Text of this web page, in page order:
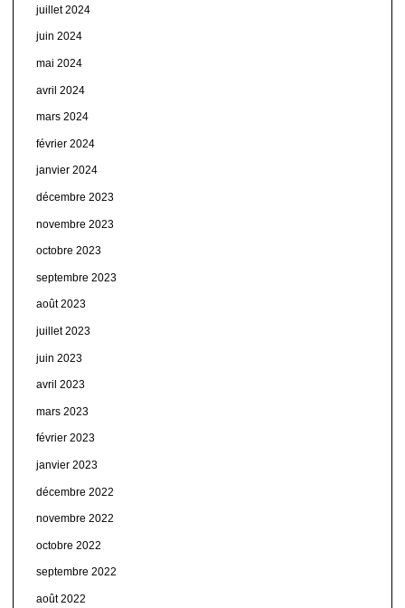
juillet 2024
juin 2024
mai 2024
avril 2024
mars 2024
février 2024
janvier 2024
décembre 2023
novembre 2023
octobre 2023
septembre 2023
août 2023
juillet 2023
juin 2023
avril 2023
mars 2023
février 2023
janvier 2023
décembre 2022
novembre 2022
octobre 2022
septembre 2022
août 2022